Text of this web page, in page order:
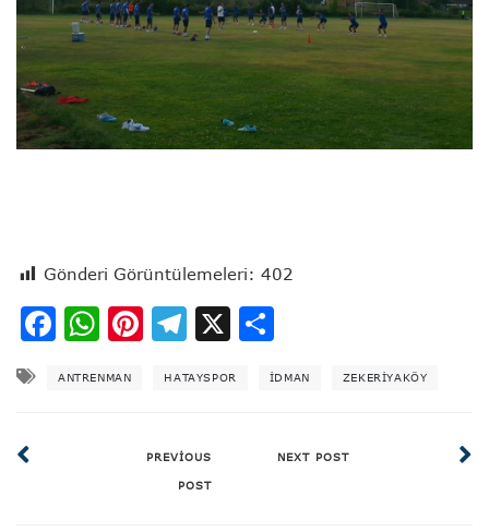
Gönderi Görüntülemeleri: 402
Facebook
WhatsApp
Pinterest
Telegram
X
ANTRENMAN HATAYSPOR IDMAN ZEKERIYAKÖY
PREVIOUS
POST
NEXT POST